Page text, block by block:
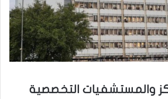
والمستشفيات التخصصية